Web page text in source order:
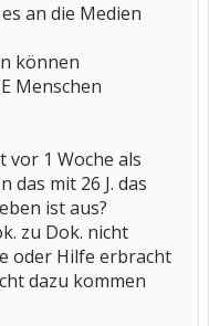
an die Medien
können
Menschen
vor 1 Woche als
mit 26 J. das
ist aus?
zu Dok. nicht
oder Hilfe erbracht
dazu kommen